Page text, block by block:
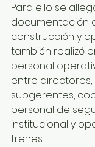
Para ello se
documentación
construcción y
también realizó
personal
entre directores,
subgerentes,
personal de
institucional y
trenes.